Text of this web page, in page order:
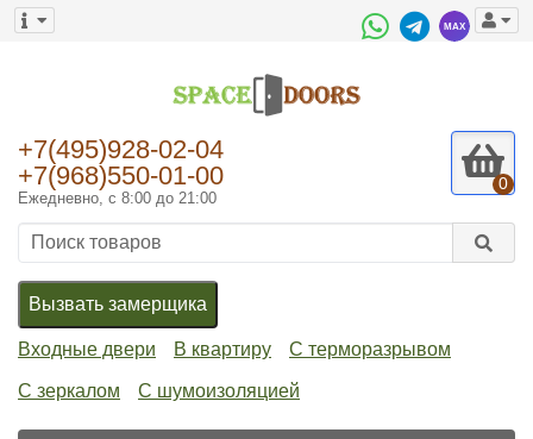
+7(495)928-02-04
+7(968)550-01-00
Ежедневно, с 8:00 до 21:00
0
Вызвать замерщика
Входные двери В квартиру С терморазрывом
С зеркалом С шумоизоляцией